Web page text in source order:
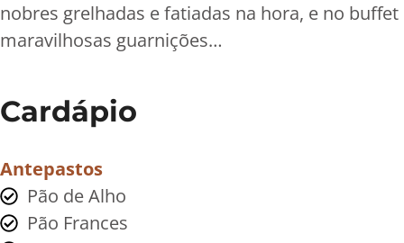
nobres grelhadas e fatiadas na hora, e no buffet
maravilhosas guarnições…
Cardápio
Antepastos
Pão de Alho
Pão Frances